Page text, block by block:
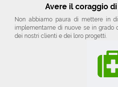
Avere il coraggio
Non abbiamo paura di mettere in
implementarne di nuove se in grado
dei nostri clienti e dei loro progetti.